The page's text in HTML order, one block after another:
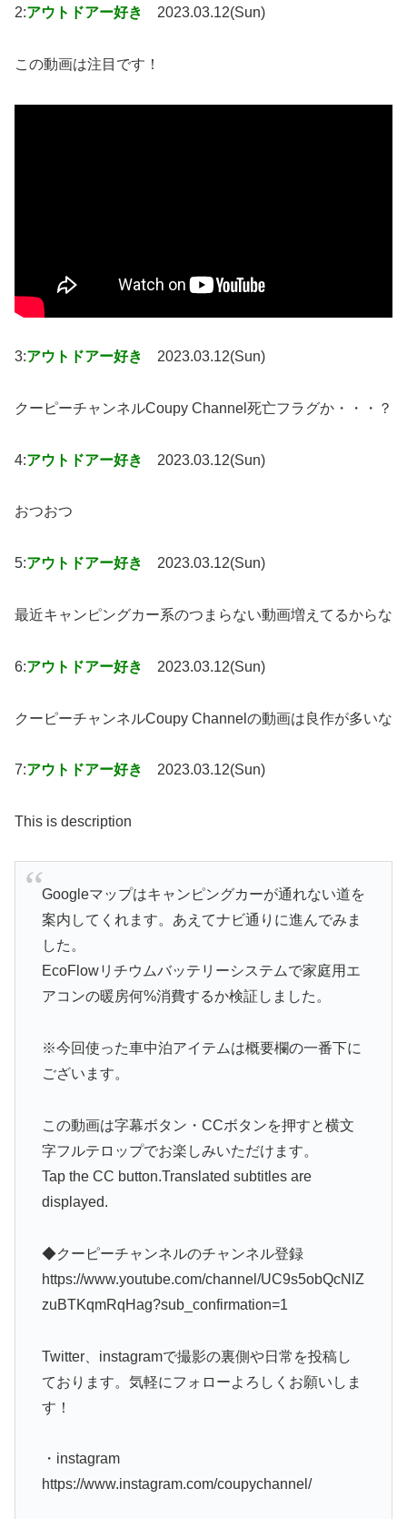
2:アウトドアー好き 2023.03.12(Sun)
この動画は注目です！
3:アウトドアー好き 2023.03.12(Sun)
クーピーチャンネルCoupy Channel死亡フラグか・・・？
4:アウトドアー好き 2023.03.12(Sun)
おつおつ
5:アウトドアー好き 2023.03.12(Sun)
最近キャンピングカー系のつまらない動画増えてるからな
6:アウトドアー好き 2023.03.12(Sun)
クーピーチャンネルCoupy Channelの動画は良作が多いな
7:アウトドアー好き 2023.03.12(Sun)
This is description
Googleマップはキャンピングカーが通れない道を
案内してくれます。あえてナビ通りに進んでみま
した。
EcoFlowリチウムバッテリーシステムで家庭用エ
アコンの暖房何%消費するか検証しました。
※今回使った車中泊アイテムは概要欄の一番下に
ございます。
この動画は字幕ボタン・CCボタンを押すと横文
字フルテロップでお楽しみいただけます。
Tap the CC button.Translated subtitles are
displayed.
◆クーピーチャンネルのチャンネル登録
https://www.youtube.com/channel/UC9s5obQcNlZ
zuBTKqmRqHag?sub_confirmation=1
Twitter、instagramで撮影の裏側や日常を投稿し
ております。気軽にフォローよろしくお願いしま
す！
・instagram
https://www.instagram.com/coupychannel/